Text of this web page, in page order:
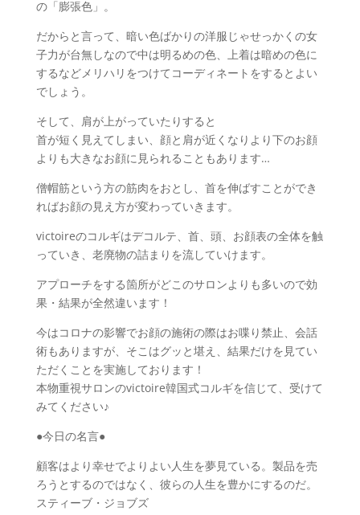
の「膨張色」。
だからと言って、暗い色ばかりの洋服じゃせっかくの女
子力が台無しなので中は明るめの色、上着は暗めの色に
するなどメリハリをつけてコーディネートをするとよい
でしょう。
そして、肩が上がっていたりすると
首が短く見えてしまい、顔と肩が近くなりより下のお顔
よりも大きなお顔に見られることもあります…
僧帽筋という方の筋肉をおとし、首を伸ばすことができ
ればお顔の見え方が変わっていきます。
victoireのコルギはデコルテ、首、頭、お顔表の全体を触
っていき、老廃物の詰まりを流していけます。
アプローチをする箇所がどこのサロンよりも多いので効
果・結果が全然違います！
今はコロナの影響でお顔の施術の際はお喋り禁止、会話
術もありますが、そこはグッと堪え、結果だけを見てい
ただくことを実施しております！
本物重視サロンのvictoire韓国式コルギを信じて、受けて
みてください♪
●今日の名言●
顧客はより幸せでよりよい人生を夢見ている。製品を売
ろうとするのではなく、彼らの人生を豊かにするのだ。
スティーブ・ジョブズ